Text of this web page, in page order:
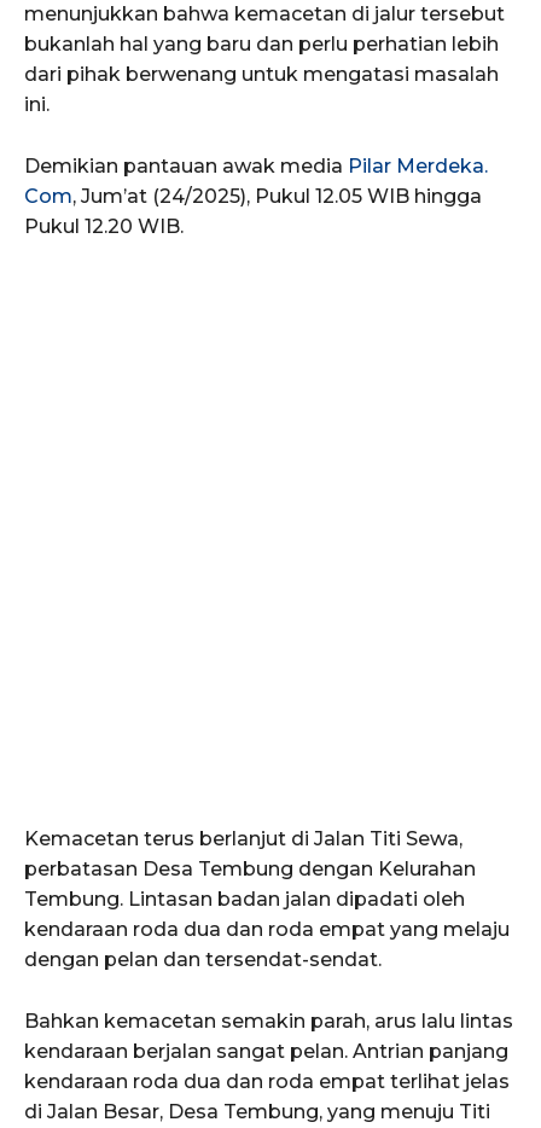
menunjukkan bahwa kemacetan di jalur tersebut
bukanlah hal yang baru dan perlu perhatian lebih
dari pihak berwenang untuk mengatasi masalah
ini.
Demikian pantauan awak media Pilar Merdeka.
Com, Jum’at (24/2025), Pukul 12.05 WIB hingga
Pukul 12.20 WIB.
Kemacetan terus berlanjut di Jalan Titi Sewa,
perbatasan Desa Tembung dengan Kelurahan
Tembung. Lintasan badan jalan dipadati oleh
kendaraan roda dua dan roda empat yang melaju
dengan pelan dan tersendat-sendat.
Bahkan kemacetan semakin parah, arus lalu lintas
kendaraan berjalan sangat pelan. Antrian panjang
kendaraan roda dua dan roda empat terlihat jelas
di Jalan Besar, Desa Tembung, yang menuju Titi